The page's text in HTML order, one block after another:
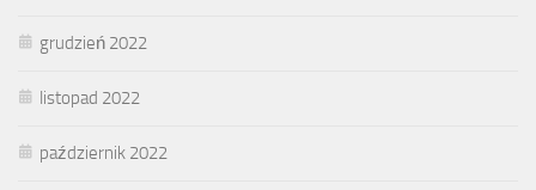
grudzień 2022
listopad 2022
październik 2022